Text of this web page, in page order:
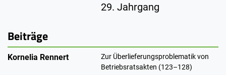
29. Jahrgang
Beiträge
Kornelia Rennert
Zur Überlieferungsproblematik von
Betriebsratsakten (123–128)